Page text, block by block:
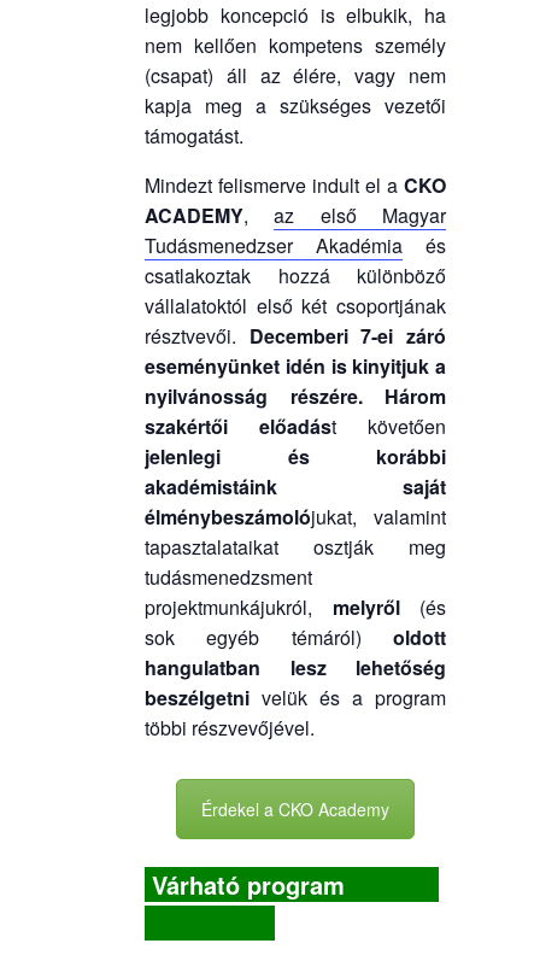
legjobb koncepció is elbukik, ha
nem kellően kompetens személy
(csapat) áll az élére, vagy nem
kapja meg a szükséges vezetői
támogatást.
Mindezt felismerve indult el a CKO
ACADEMY,az első Magyar
Tudásmenedzser Akadémia és
csatlakoztak hozzá különböző
vállalatoktól első két csoportjának
résztvevői. Decemberi 7-ei záró
eseményünket idén is kinyitjuk a
nyilvánosság részére.
Három
szakértői előadást követően
jelenlegi és korábbi
akadémistáink saját
élménybeszámolójukat, valamint
tapasztalataikat osztják meg
tudásmenedzsment
projektmunkájukról, melyről(és
sok egyéb témáról) oldott
hangulatban lesz lehetőség
beszélgetni velük és a program
többi részvevőjével.
Érdekel a CKO Academy
Várható program